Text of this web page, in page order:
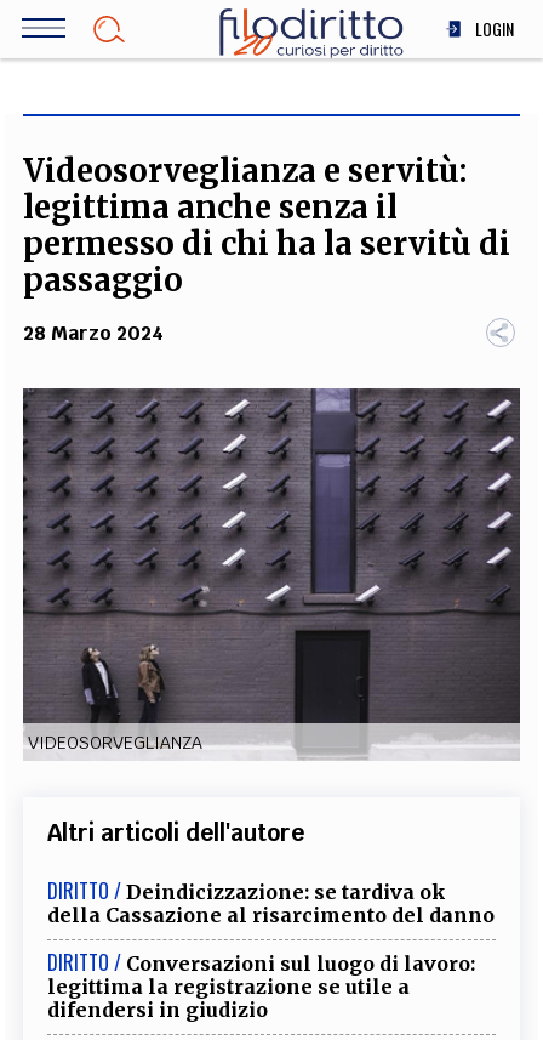
Salta
LOGIN
SOCIETÀ
MEDICINA
SCIENZA
TEAM
FILODIRITTO REDAZIONE COMITATO SCIENTIFICO AUTORI
CURATORI
FOTOGRAFI
PARTNER COLLABORA CON NOI
EXTRA
CODICI RUBRICHE LIBRI PROCEEDINGS PUBBLICITÀ CONTATTI
SOCIAL MEDIA
Videosorveglianza e servitù:
legittima anche senza il
permesso di chi ha la servitù di
passaggio
28 Marzo 2024
VIDEOSORVEGLIANZA
Altri articoli dell'autore
DIRITTO / Deindicizzazione: se tardiva ok
della Cassazione al risarcimento del danno
DIRITTO / Conversazioni sul luogo di lavoro:
legittima la registrazione se utile a
difendersi in giudizio